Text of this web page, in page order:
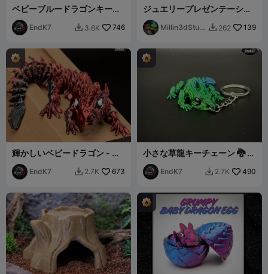
ベビーブルードラゴンキーチ
ェーン - フレキシ - ワンピー
ス出力EndK7  3.6K 746
ジュエリープレゼンテーショ
ン用のエレガントなネックレ
スディスプレイバスト
Millin3dStudi  262 139
輝かしいベビードラゴン - 関
節可動 - 一体成型
EndK7  2.7K 673
小さな草龍キーチェーン 🐉 -
可動式
EndK7  2.7K 490